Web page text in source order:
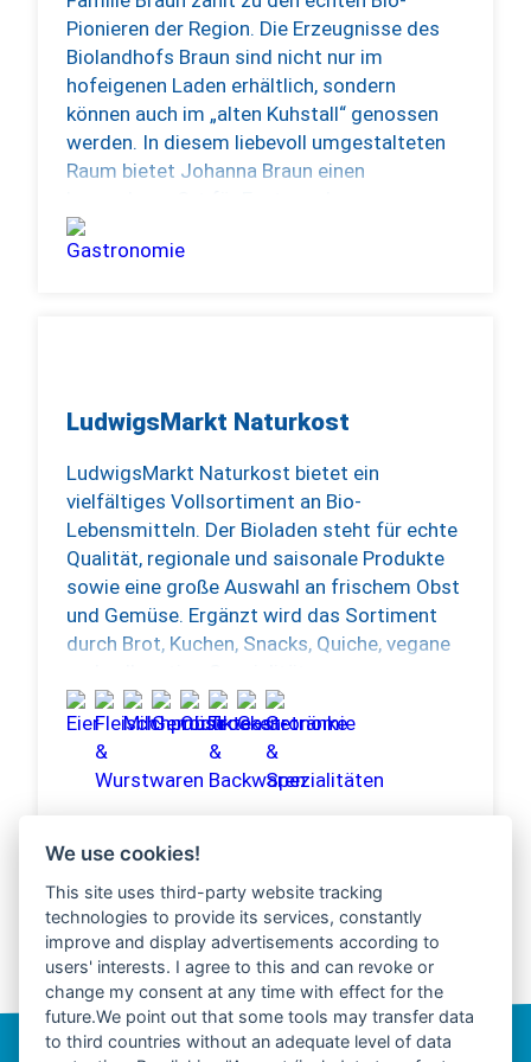
Samstag und Sonntag jeweils ab 10:00 Uhr
WARME KÜCHE:
SA/SO mittags von 11:30 bis 14:30 Uhr
MI-SO abends von 17:30 bis 20:30 Uhr
Pionieren der Region. Die Erzeugnisse des
Biolandhofs Braun sind nicht nur im
hofeigenen Laden erhältlich, sondern
können auch im „alten Kuhstall“ genossen
werden. In diesem liebevoll umgestalteten
Raum bietet Johanna Braun einen
Veranstaltungen aller Art. Jeden Samstag
lädt sie dort außerdem zu einem
LudwigsMarkt Naturkost
LudwigsMarkt Naturkost bietet ein
vielfältiges Vollsortiment an Bio-
Lebensmitteln. Der Bioladen steht für echte
Qualität, regionale und saisonale Produkte
sowie eine große Auswahl an frischem Obst
und Gemüse. Ergänzt wird das Sortiment
durch Brot, Kuchen, Snacks, Quiche, vegane
weitere Anbieter
We use cookies!
This site uses third-party website tracking
technologies to provide its services, constantly
improve and display advertisements according to
users' interests. I agree to this and can revoke or
change my consent at any time with effect for the
future.We point out that some tools may transfer data
to third countries without an adequate level of data